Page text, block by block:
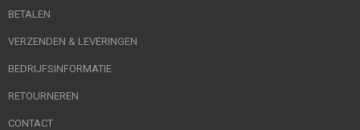
BETALEN
VERZENDEN & LEVERINGEN
BEDRIJFSINFORMATIE
RETOURNEREN
CONTACT